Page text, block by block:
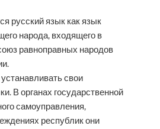
русский язык как язык
народа, входящего в
равноправных народов
свои
В органах государственной
самоуправления,
республик они